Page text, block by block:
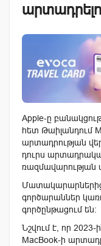
Apple-ը
հետ Թաիլանդում
արտադրության
դուրս
ռազմավարության
գործարաններ
գործընթացում են:
Նշվում է, որ
MacBook-ի